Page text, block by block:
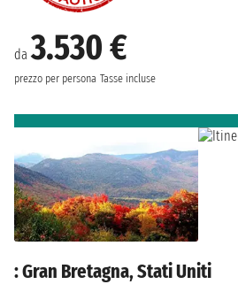
da3.530 €
prezzo per persona Tasse incluse
: Gran Bretagna, Stati Uniti